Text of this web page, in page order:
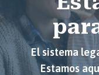
El sistema
Estamos